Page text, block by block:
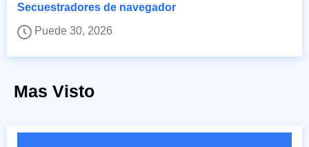
Secuestradores de navegador
Puede 30, 2026
Mas Visto